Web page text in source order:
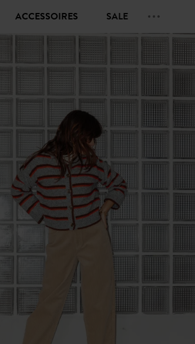
ACCESSOIRES SALE